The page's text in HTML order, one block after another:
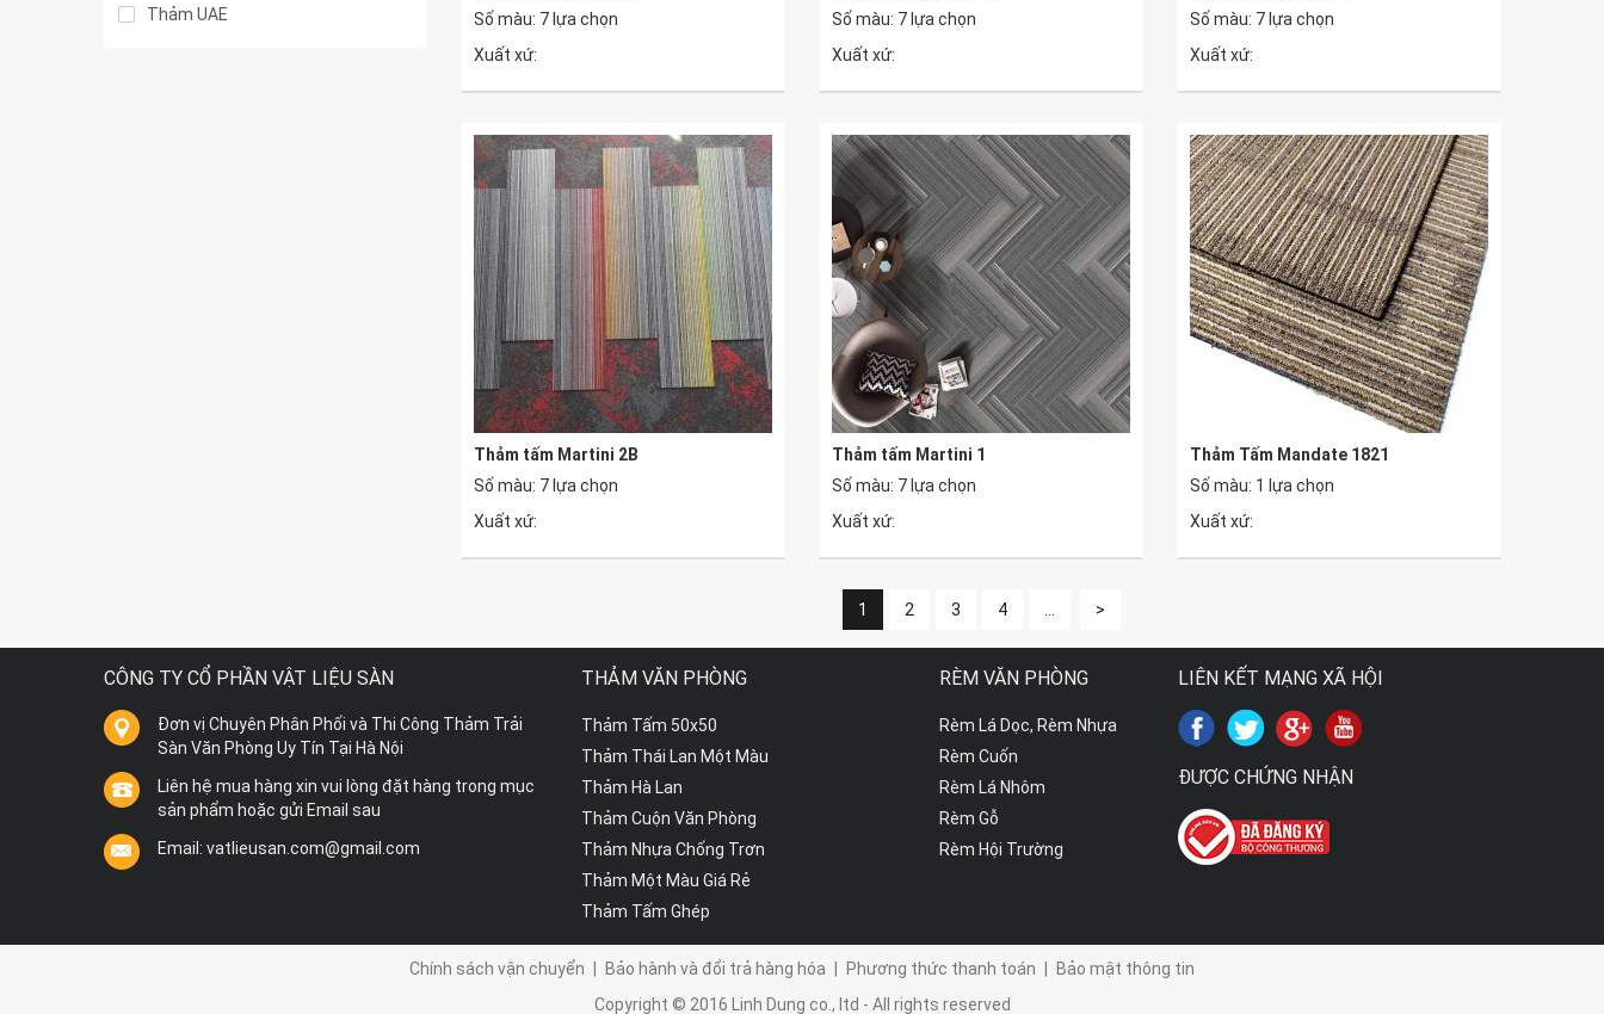
Thảm UAE
Số màu: 7 lựa chọn
Xuất xứ:
Số màu: 7 lựa chọn
Xuất xứ:
Số màu: 7 lựa chọn
Xuất xứ:
Thảm tấm Martini 2B
Số màu: 7 lựa chọn
Xuất xứ:
Thảm tấm Martini 1
Số màu: 7 lựa chọn
Xuất xứ:
Thảm Tấm Mandate 1821
Số màu: 1 lựa chọn
Xuất xứ:
1 2 3 4 ... >
CÔNG TY CỔ PHẦN VẬT LIỆU SÀN
Đơn vị Chuyên Phân Phối và Thi Công Thảm Trải
Sàn Văn Phòng Uy Tín Tại Hà Nội
Liên hệ mua hàng xin vui lòng đặt hàng trong mục
sản phẩm hoặc gửi Email sau
Email: vatlieusan.com@gmail.com
THẢM VĂN PHÒNG
Thảm Tấm 50x50
Thảm Thái Lan Một Màu
Thảm Hà Lan
Thảm Cuộn Văn Phòng
Thảm Nhựa Chống Trơn
Thảm Một Màu Giá Rẻ
Thảm Tấm Ghép
RÈM VĂN PHÒNG
Rèm Lá Dọc, Rèm Nhựa
Rèm Cuốn
Rèm Lá Nhôm
Rèm Gỗ
Rèm Hội Trường
LIÊN KẾT MẠNG XÃ HỘI
ĐƯỢC CHỨNG NHẬN
Chính sách vận chuyển Bảo hành và đổi trả hàng hóa Phương thức thanh toán
Bảo mật thông tin
Copyright © 2016 Linh Dung co., ltd - All rights reserved